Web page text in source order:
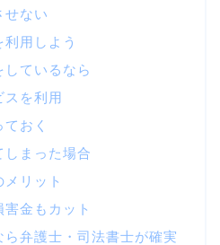
せない
用しよう
ているなら
を利用
おく
まった場合
リット
金もカット
弁護士・司法書士が確実